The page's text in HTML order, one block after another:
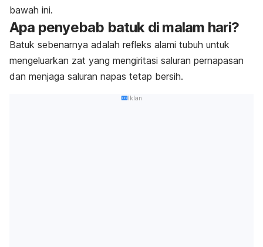
bawah ini.
Apa penyebab batuk di malam hari?
Batuk sebenarnya adalah refleks alami tubuh untuk
mengeluarkan zat yang mengiritasi saluran pernapasan
dan menjaga saluran napas tetap bersih.
Iklan